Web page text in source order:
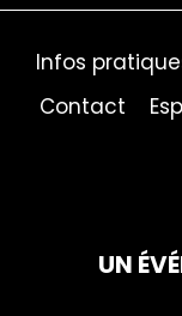
Infos
Contact
UN